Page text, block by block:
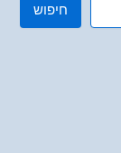
חיפוש